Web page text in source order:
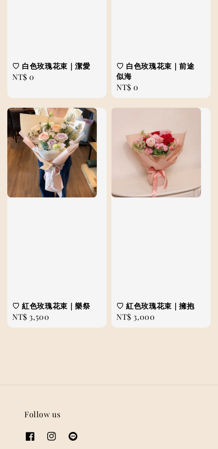
♡ 白色玫瑰花束｜潔愛
Regular
NT$ 0
♡ 白色玫瑰花束｜前途
似海
Regular
price
NT$ 0
♡ 紅色玫瑰花束｜樂祭
Regular
price
NT$ 3,500
♡ 紅色玫瑰花束｜擁抱
Regular
price
NT$ 3,000
Follow us